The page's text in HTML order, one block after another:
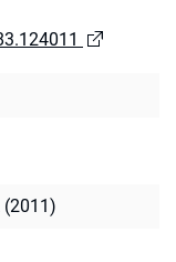
(2011)